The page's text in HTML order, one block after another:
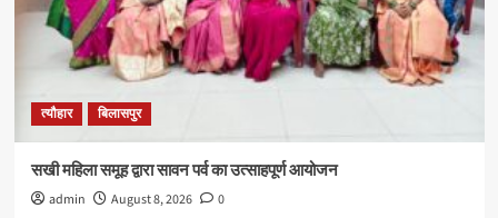
त्यौहार बिलासपुर
सखी महिला समूह द्वारा सावन पर्व का उत्साहपूर्ण आयोजन
admin August 8, 2026 0